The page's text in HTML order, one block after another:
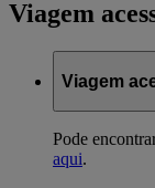
Viagem
Viagem
Pode
aqui.